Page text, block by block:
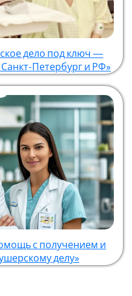
дело под ключ —
Петербург и РФ»
с получением и
делу»